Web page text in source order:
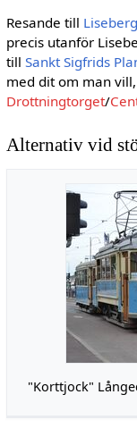
Resande till Liseberg
precis utanför
till Sankt Sigfrids
med dit om man
Drottningtorget/
Alternativ vid
"Korttjock"